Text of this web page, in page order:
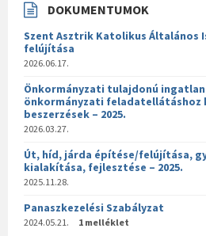
DOKUMENTUMOK
Szent Asztrik Katolikus Általános
felújítása
2026.06.17.
Önkormányzati tulajdonú
önkormányzati feladatellátáshoz
beszerzések – 2025.
2026.03.27.
Út, híd, járda építése/felújítása,
kialakítása, fejlesztése – 2025.
2025.11.28.
Panaszkezelési Szabályzat
2024.05.21. 1 melléklet